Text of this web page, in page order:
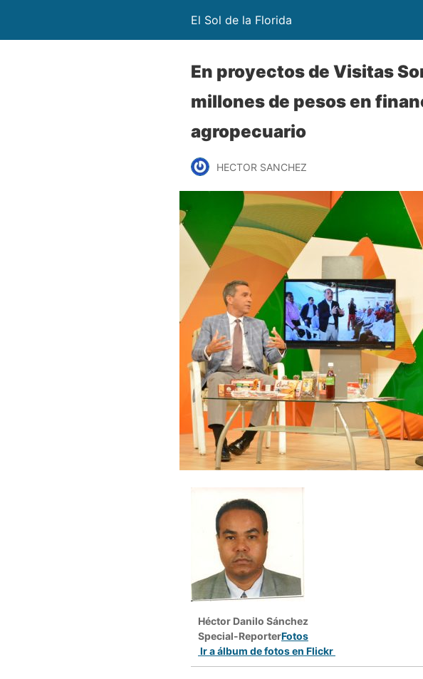
El Sol de la Florida
En proyectos de Visitas
millones de pesos en
agropecuario
HECTOR SANCHEZ
Héctor Danilo Sánchez
Special-ReporterFotos
Ir a álbum de fotos en Flickr